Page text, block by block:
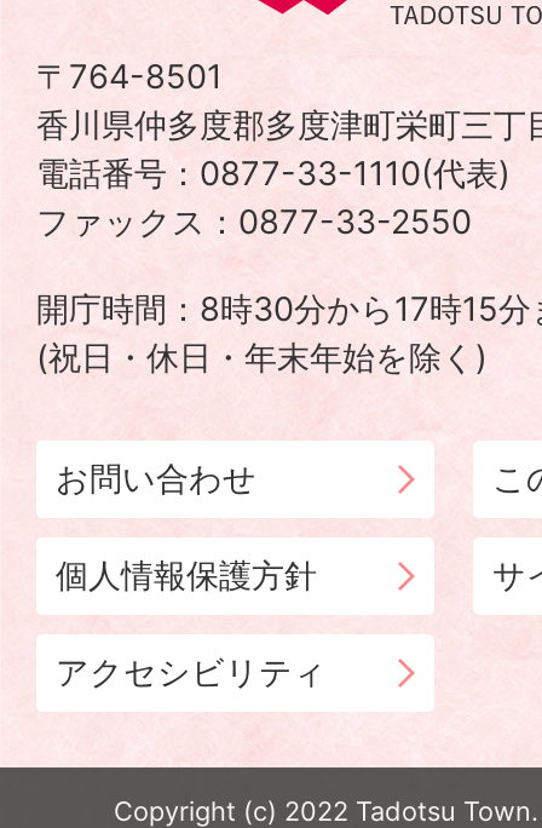
町
TADOTSU
TOWN
〒764-8501
香川県仲多度郡多度津町栄町三
電話番号：0877-33-1110(代表)
ファックス：0877-33-2550
開庁時間：8時30分から17時15分
(祝日・休日・年末年始を除く)
お問い合わせ こ
個人情報保護方針 サ
アクセシビリティ
Copyright (c) 2022 Tadotsu